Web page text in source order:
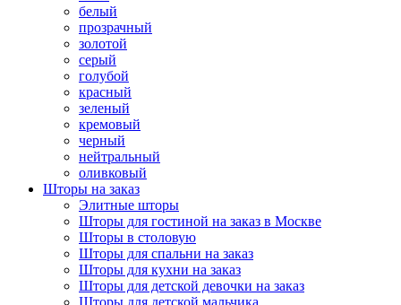
белый
прозрачный
золотой
серый
голубой
красный
зеленый
кремовый
черный
нейтральный
оливковый
Шторы на заказ
Элитные шторы
Шторы для гостиной на заказ в Москве
Шторы в столовую
Шторы для спальни на заказ
Шторы для кухни на заказ
Шторы для детской девочки на заказ
Шторы для детской мальчика